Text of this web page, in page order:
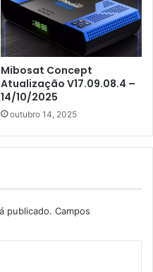
Mibosat Concept
Atualização V17.09.08.4 –
14/10/2025
outubro 14, 2025
publicado. Campos